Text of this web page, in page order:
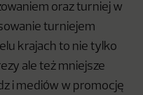
oraz turniej w
turniejem
krajach to nie tylko
ale też mniejsze
i mediów w promocję